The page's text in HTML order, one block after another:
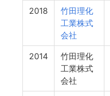
2018
竹田理化
工業株式
会社
2014
竹田理化
工業株式
会社